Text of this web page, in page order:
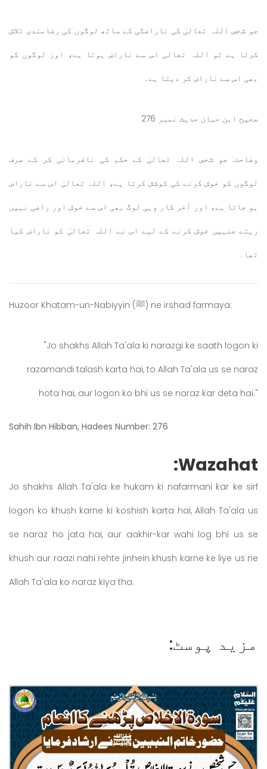
جو شخص اللہ تعالیٰ کی ناراضگی کے ساتھ لوگوں کی رضامندی تلاش
کرتا ہے تو اللہ تعالی اس سے ناراض ہوتا ہے، اور لوگوں کو
بھی اس سے ناراض کر دیتا ہے۔
صحیح ابن حبان حدیث نمبر 276
وضاحت: جو شخص اللہ تعالیٰ کے حکم کی نافرمانی کر کے صرف
لوگوں کو خوش کرنے کی کوشش کرتا ہے، اللہ تعالیٰ اس سے ناراض
ہو جاتا ہے، اور آخر کار وہی لوگ بھی اس سے خوش اور راضی نہیں
رہتے جنہیں خوش کرنے کے لیے اس نے اللہ تعالیٰ کو ناراض کیا
تھا۔
Huzoor Khatam-un-Nabiyyin (ﷺ) ne irshad farmaya:
"Jo shakhs Allah Ta'ala ki narazgi ke saath logon ki
razamandi talash karta hai, to Allah Ta'ala us se naraz
hota hai, aur logon ko bhi us se naraz kar deta hai."
Sahih Ibn Hibban, Hadees Number: 276
Wazahat:
Jo shakhs Allah Ta'ala ke hukam ki nafarmani kar ke sirf
logon ko khush karne ki koshish karta hai, Allah Ta'ala us
se naraz ho jata hai, aur aakhir-kar wahi log bhi us se
khush aur raazi nahi rehte jinhein khush karne ke liye us ne
Allah Ta'ala ko naraz kiya tha.
مزید پوسٹ: